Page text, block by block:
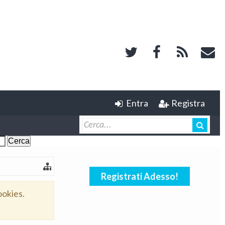
Entra Registra
Registrati Adesso!